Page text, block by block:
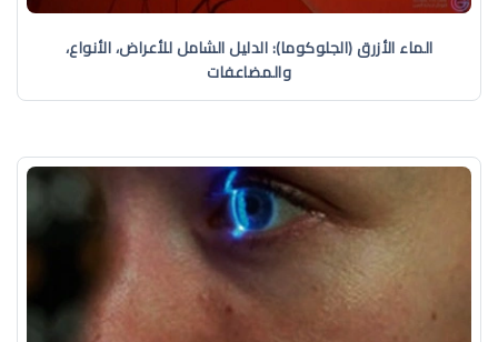
الماء الأزرق (الجلوكوما): الدليل الشامل للأعراض، الأنواع،
والمضاعفات